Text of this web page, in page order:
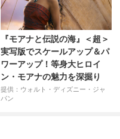
『モアナと伝説の海』＜超＞
実写版でスケールアップ＆パ
ワーアップ！等身大ヒロイ
ン・モアナの魅力を深掘り
提供：ウォルト・ディズニー・ジャ
パン